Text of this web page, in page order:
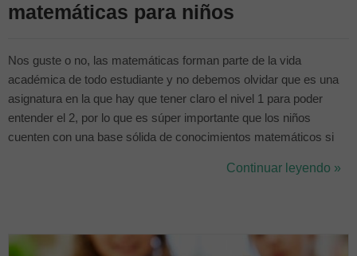
matemáticas para niños
Nos guste o no, las matemáticas forman parte de la vida
académica de todo estudiante y no debemos olvidar que es una
asignatura en la que hay que tener claro el nivel 1 para poder
entender el 2, por lo que es súper importante que los niños
cuenten con una base sólida de conocimientos matemáticos si
Si has decidido apuntar a tu hijo/a a clases particulares de
Continuar leyendo »